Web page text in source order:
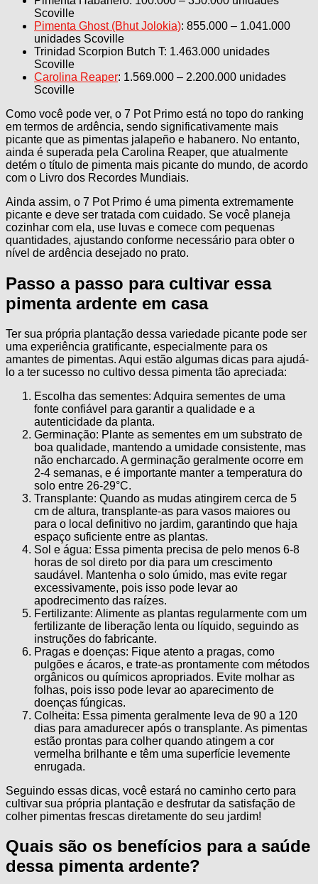
Scoville
Pimenta Ghost (Bhut Jolokia): 855.000 – 1.041.000
unidades Scoville
Trinidad Scorpion Butch T: 1.463.000 unidades
Scoville
Carolina Reaper: 1.569.000 – 2.200.000 unidades
Scoville
Como você pode ver, o 7 Pot Primo está no topo do ranking
em termos de ardência, sendo significativamente mais
picante que as pimentas jalapeño e habanero. No entanto,
ainda é superada pela Carolina Reaper, que atualmente
detém o título de pimenta mais picante do mundo, de acordo
com o Livro dos Recordes Mundiais.
Ainda assim, o 7 Pot Primo é uma pimenta extremamente
picante e deve ser tratada com cuidado. Se você planeja
cozinhar com ela, use luvas e comece com pequenas
quantidades, ajustando conforme necessário para obter o
nível de ardência desejado no prato.
Passo a passo para cultivar essa
pimenta ardente em casa
Ter sua própria plantação dessa variedade picante pode ser
uma experiência gratificante, especialmente para os
amantes de pimentas. Aqui estão algumas dicas para ajudá-
lo a ter sucesso no cultivo dessa pimenta tão apreciada:
Escolha das sementes: Adquira sementes de uma
fonte confiável para garantir a qualidade e a
autenticidade da planta.
Germinação: Plante as sementes em um substrato de
boa qualidade, mantendo a umidade consistente, mas
não encharcado. A germinação geralmente ocorre em
2-4 semanas, e é importante manter a temperatura do
solo entre 26-29°C.
Transplante: Quando as mudas atingirem cerca de 5
cm de altura, transplante-as para vasos maiores ou
para o local definitivo no jardim, garantindo que haja
espaço suficiente entre as plantas.
Sol e água: Essa pimenta precisa de pelo menos 6-8
horas de sol direto por dia para um crescimento
saudável. Mantenha o solo úmido, mas evite regar
excessivamente, pois isso pode levar ao
apodrecimento das raízes.
Fertilizante: Alimente as plantas regularmente com um
fertilizante de liberação lenta ou líquido, seguindo as
instruções do fabricante.
Pragas e doenças: Fique atento a pragas, como
pulgões e ácaros, e trate-as prontamente com métodos
orgânicos ou químicos apropriados. Evite molhar as
folhas, pois isso pode levar ao aparecimento de
doenças fúngicas.
Colheita: Essa pimenta geralmente leva de 90 a 120
dias para amadurecer após o transplante. As pimentas
estão prontas para colher quando atingem a cor
vermelha brilhante e têm uma superfície levemente
enrugada.
Seguindo essas dicas, você estará no caminho certo para
cultivar sua própria plantação e desfrutar da satisfação de
colher pimentas frescas diretamente do seu jardim!
Quais são os benefícios para a saúde
dessa pimenta ardente?